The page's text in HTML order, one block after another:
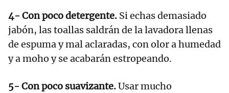
4- Con poco detergente. Si echas demasiado
jabón, las toallas saldrán de la lavadora llenas
de espuma y mal aclaradas, con olor a humedad
y a moho y se acabarán estropeando.
5- Con poco suavizante.Usar mucho